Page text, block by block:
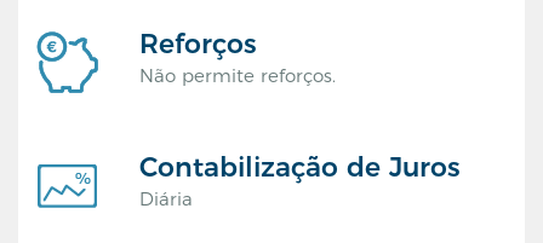
Reforços
Não permite reforços.
Contabilização de Juros
Diária